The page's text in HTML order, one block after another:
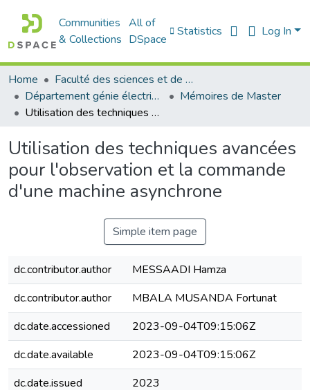
Communities
& Collections
All of
DSpace
Statistics Log In
Home
Faculté des sciences et de la technologie
Département génie électrique
Mémoires de Master
Utilisation des techniques avancées pour l'observation et la commande d'une machine asynchrone
Utilisation des techniques avancées
pour l'observation et la commande
d'une machine asynchrone
Simple item page
dc.contributor.author
MESSAADI Hamza
dc.contributor.author
MBALA MUSANDA Fortunat
dc.date.accessioned
2023-09-04T09:15:06Z
dc.date.available
2023-09-04T09:15:06Z
dc.date.issued
2023